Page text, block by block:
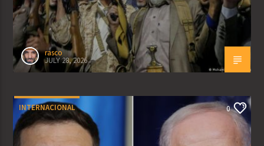
rasco
JULY 28, 2026
INTERNACIONAL 0